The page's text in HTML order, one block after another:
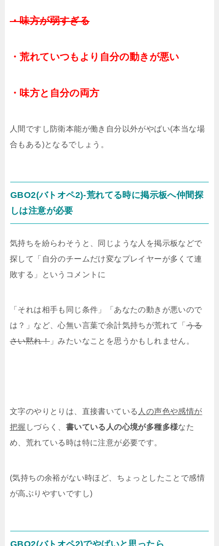
・味方が弱すぎる
・荒れていつもより自分の動きが悪い
・味方と自分の両方
人間ですし防衛本能が働き自分以外がやばい(本当な場
合もある)となるでしょう。
GBO2(バトオペ2)-荒れてる時に掲示板へ仲間探
しは注意が必要
気持ちを紛らわそうと、同じような人を掲示板などで
探して「自分のチームだけ変なプレイヤーが多くて連
敗する」というコメントに
「それは相手も同じ条件」「あなたの動きが悪いので
は？」など、心無い言葉で余計気持ちが荒れて「うる
さい黙れ！ 」みたいなことを思うかもしれません。
文字のやりとりは、直接書いている 人の声色や感情が
把握 しづらく、 書いている人の心境が多種多様なた
め、荒れている時は特に注意が必要です。
(気持ちの余裕がない時ほど、ちょっとしたことで感情
が高ぶりやすいですし)
GBO2(バトオペ2)でやばいと思ったら